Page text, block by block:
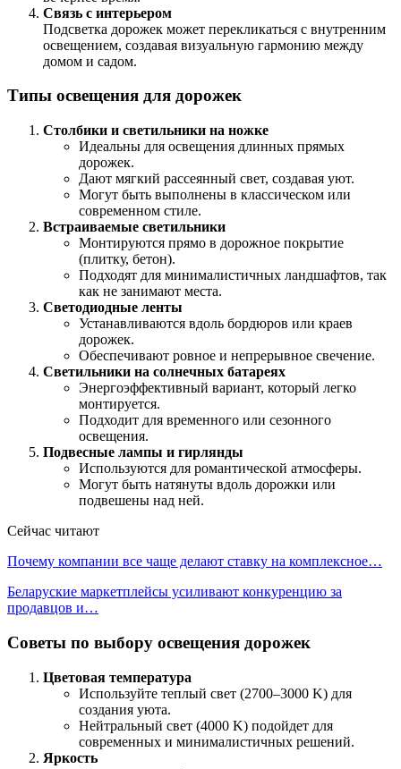
Связь с интерьером
Подсветка дорожек может перекликаться с внутренним
освещением, создавая визуальную гармонию между
домом и садом.
Типы освещения для дорожек
Столбики и светильники на ножке
Идеальны для освещения длинных прямых
дорожек.
Дают мягкий рассеянный свет, создавая уют.
Могут быть выполнены в классическом или
современном стиле.
Встраиваемые светильники
Монтируются прямо в дорожное покрытие
(плитку, бетон).
Подходят для минималистичных ландшафтов, так
как не занимают места.
Светодиодные ленты
Устанавливаются вдоль бордюров или краев
дорожек.
Обеспечивают ровное и непрерывное свечение.
Светильники на солнечных батареях
Энергоэффективный вариант, который легко
монтируется.
Подходит для временного или сезонного
освещения.
Подвесные лампы и гирлянды
Используются для романтической атмосферы.
Могут быть натянуты вдоль дорожки или
подвешены над ней.
Сейчас читают
Почему компании все чаще делают ставку на комплексное…
Беларуские маркетплейсы усиливают конкуренцию за
продавцов и…
Советы по выбору освещения дорожек
Цветовая температура
Используйте теплый свет (2700–3000 K) для
создания уюта.
Нейтральный свет (4000 K) подойдет для
современных и минималистичных решений.
Яркость